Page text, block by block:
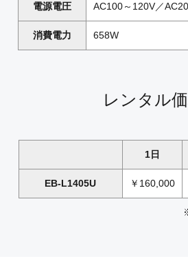
電源電圧 AC100～120V／
消費電力 658W
レンタル
1日
EB-L1405U ￥160,000